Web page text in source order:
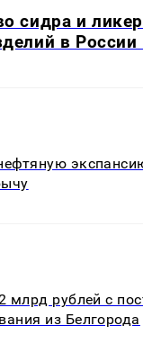
сидра и
в
млрд рублей с
из Белгорода